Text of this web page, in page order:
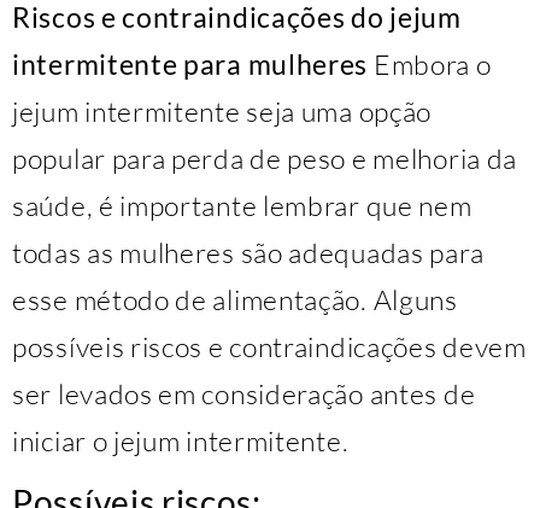
Riscos e contraindicações do jejum
intermitente para mulheres Embora o
jejum intermitente seja uma opção
popular para perda de peso e melhoria da
saúde, é importante lembrar que nem
todas as mulheres são adequadas para
esse método de alimentação. Alguns
possíveis riscos e contraindicações devem
ser levados em consideração antes de
iniciar o jejum intermitente.